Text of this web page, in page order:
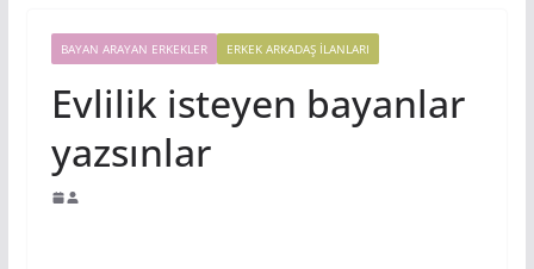
BAYAN ARAYAN ERKEKLER ERKEK ARKADAŞ ILANLARI
Evlilik isteyen bayanlar
yazsınlar